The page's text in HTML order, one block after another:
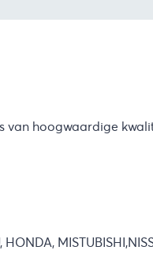
van hoogwaardige